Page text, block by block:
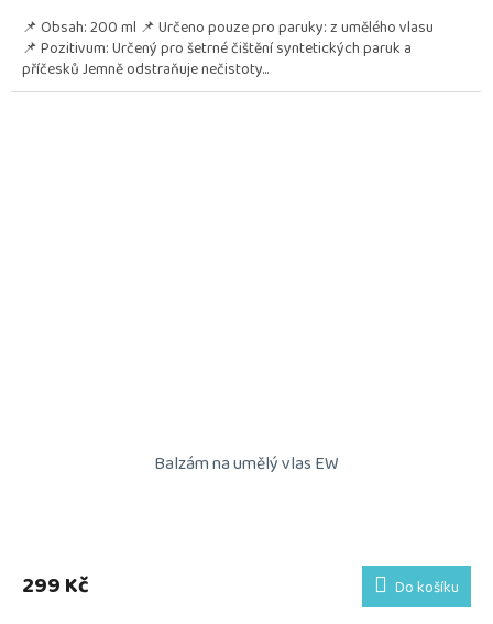
📌 Obsah: 200 ml 📌 Určeno pouze pro paruky: z umělého vlasu
📌 Pozitivum: Určený pro šetrné čištění syntetických paruk a
příčesků Jemně odstraňuje nečistoty...
Balzám na umělý vlas EW
299 Kč Do košíku